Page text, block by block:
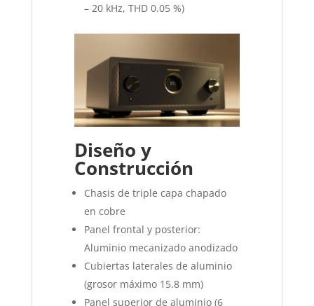
– 20 kHz, THD 0.05 %)
Diseño y
Construcción
Chasis de triple capa chapado
en cobre
Panel frontal y posterior:
Aluminio mecanizado anodizado
Cubiertas laterales de aluminio
(grosor máximo 15.8 mm)
Panel superior de aluminio (6